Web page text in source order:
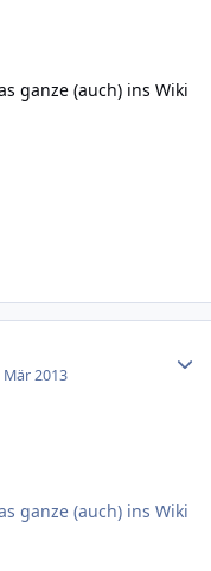
ganze (auch) ins Wiki
Mär 2013
ganze (auch) ins Wiki